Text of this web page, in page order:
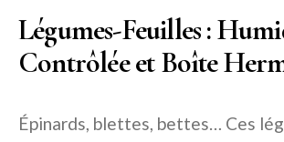
Légumes-Feuilles :
Contrôlée et Boîte
Épinards, blettes, bettes… Ces